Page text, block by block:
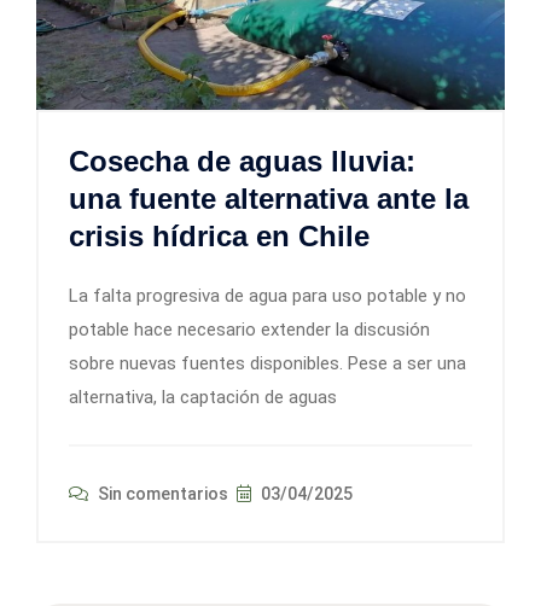
Cosecha de aguas lluvia:
una fuente alternativa ante la
crisis hídrica en Chile
La falta progresiva de agua para uso potable y no
potable hace necesario extender la discusión
sobre nuevas fuentes disponibles. Pese a ser una
alternativa, la captación de aguas
Sin comentarios 03/04/2025